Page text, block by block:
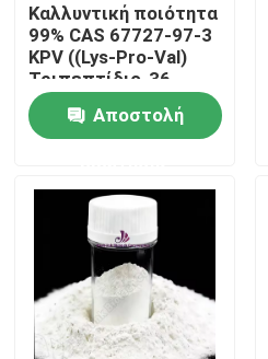
Προϊόντα
Καλλυντική ποιότητα
99% CAS 67727-97-3
KPV ((Lys-Pro-Val)
Τριπεπτίδιο-36
Αποστολή